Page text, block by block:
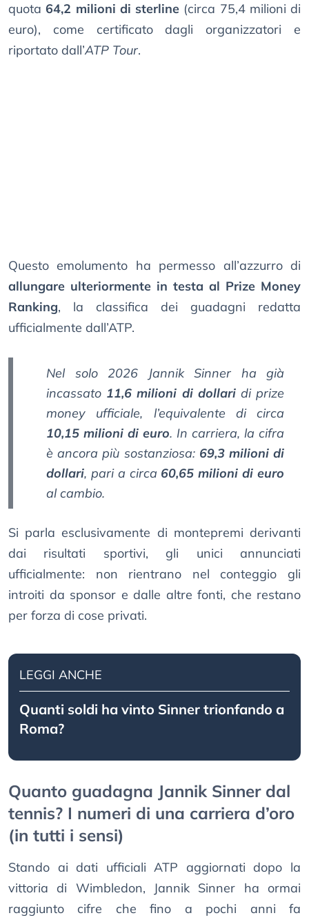
quota64,2 milioni di sterline (circa 75,4 milioni di
euro), come certificato dagli organizzatori e
riportato dall’ATP Tour.
Questo emolumento ha permesso all’azzurro di
allungare ulteriormente in testa al Prize Money
Ranking, la classifica dei guadagni redatta
ufficialmente dall’ATP.
Nel solo 2026 Jannik Sinner ha già
incassato 11,6 milioni di dollaridi prize
money ufficiale, l’equivalente di circa
10,15 milioni di euro. In carriera, la cifra
è ancora più sostanziosa: 69,3 milioni di
dollari, pari a circa 60,65 milioni di euro
al cambio.
Si parla esclusivamente di montepremi derivanti
dai risultati sportivi, gli unici annunciati
ufficialmente: non rientrano nel conteggio gli
introiti da sponsor e dalle altre fonti, che restano
per forza di cose privati.
LEGGI ANCHE
Quanti soldi ha vinto Sinner trionfando a
Roma?
Quanto guadagna Jannik Sinner dal
tennis? I numeri di una carriera d’oro
(in tutti i sensi)
Stando ai dati ufficiali ATP aggiornati dopo la
vittoria di Wimbledon, Jannik Sinner ha ormai
raggiunto cifre che fino a pochi anni fa